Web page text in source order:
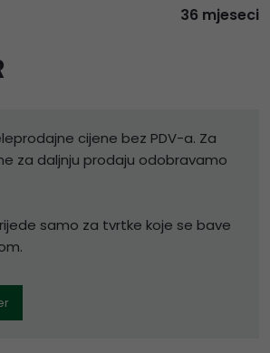
36 mjeseci
cijene bez PDV-a. Za
za daljnju prodaju odobravamo
samo za tvrtke koje se bave